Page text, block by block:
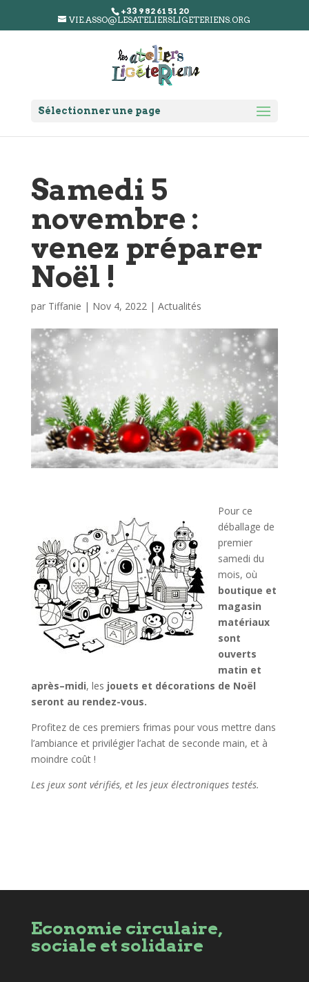
+33 9 82 61 51 20
VIE.ASSO@LESATELIERSLIGETERIENS.ORG
Sélectionner une page
Samedi 5
novembre :
venez préparer
Noël !
par Tiffanie | Nov 4, 2022| Actualités
Pour ce
déballage de
premier
samedi du
mois, où
boutique et
magasin
matériaux
sont
ouverts
matin et
après–midi, les jouets et décorations de Noël
seront au rendez-vous.
Profitez de ces premiers frimas pour vous mettre dans
l’ambiance et privilégier l’achat de seconde main, et à
moindre coût !
Les jeux sont vérifiés, et les jeux électroniques testés.
Economie circulaire,
sociale et solidaire